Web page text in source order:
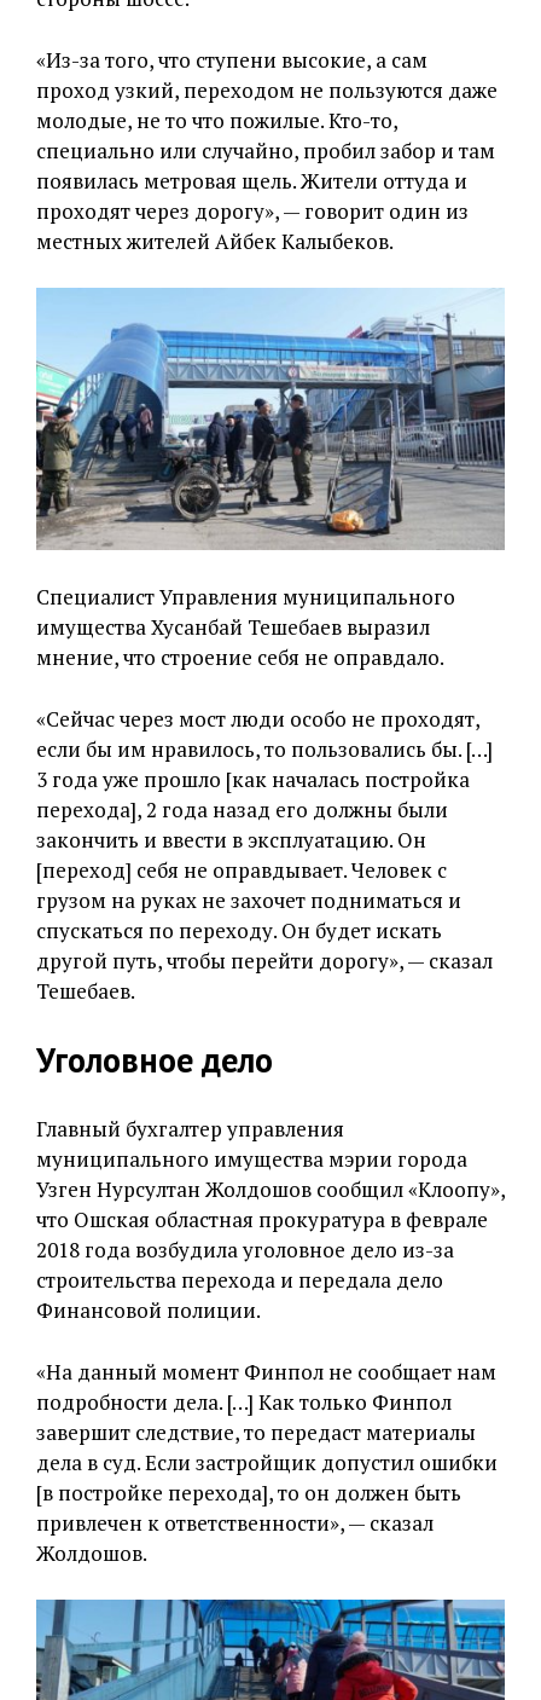
«Из-за того, что ступени высокие, а сам
проход узкий, переходом не пользуются даже
молодые, не то что пожилые. Кто-то,
специально или случайно, пробил забор и там
появилась метровая щель. Жители оттуда и
проходят через дорогу», — говорит один из
местных жителей Айбек Калыбеков.
Специалист Управления муниципального
имущества Хусанбай Тешебаев выразил
мнение, что строение себя не оправдало.
«Сейчас через мост люди особо не проходят,
если бы им нравилось, то пользовались бы. […]
3 года уже прошло [как началась постройка
перехода], 2 года назад его должны были
закончить и ввести в эксплуатацию. Он
[переход] себя не оправдывает. Человек с
грузом на руках не захочет подниматься и
спускаться по переходу. Он будет искать
другой путь, чтобы перейти дорогу», — сказал
Тешебаев.
Уголовное дело
Главный бухгалтер управления
муниципального имущества мэрии города
Узген Нурсултан Жолдошов сообщил «Клоопу»,
что Ошская областная прокуратура в феврале
2018 года возбудила уголовное дело из-за
строительства перехода и передала дело
Финансовой полиции.
«На данный момент Финпол не сообщает нам
подробности дела. […] Как только Финпол
завершит следствие, то передаст материалы
дела в суд. Если застройщик допустил ошибки
[в постройке перехода], то он должен быть
привлечен к ответственности», — сказал
Жолдошов.